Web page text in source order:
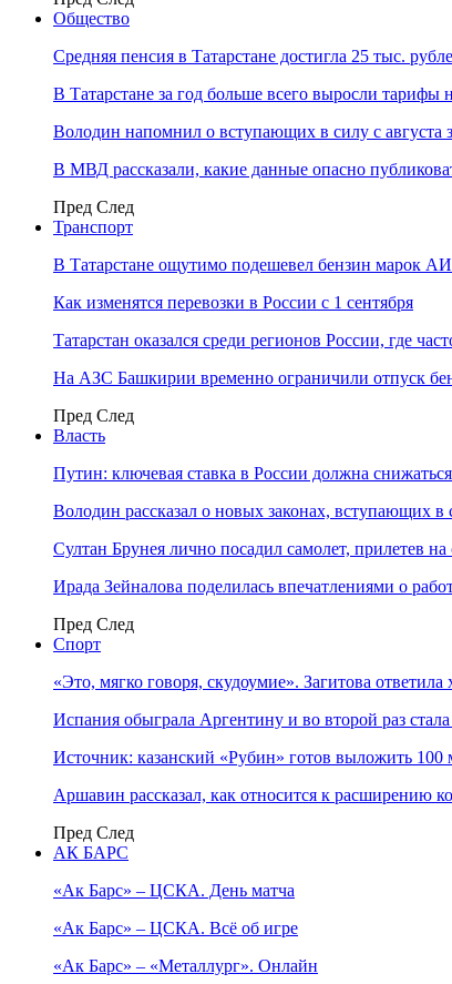
Общество
Средняя пенсия в Татарстане достигла 25 тыс.
В Татарстане за год больше всего выросли
Володин напомнил о вступающих в силу с августа
В МВД рассказали, какие данные опасно
Пред След
Транспорт
В Татарстане ощутимо подешевел бензин марок
Как изменятся перевозки в России с 1 сентября
Татарстан оказался среди регионов России, где
На АЗС Башкирии временно ограничили отпуск
Пред След
Власть
Путин: ключевая ставка в России должна снижаться
Володин рассказал о новых законах, вступающих в
Султан Брунея лично посадил самолет, прилетев на
Ирада Зейналова поделилась впечатлениями о
Пред След
Спорт
«Это, мягко говоря, скудоумие». Загитова
Испания обыграла Аргентину и во второй раз
Источник: казанский «Рубин» готов выложить 100
Аршавин рассказал, как относится к расширению
Пред След
АК БАРС
«Ак Барс» – ЦСКА. День матча
«Ак Барс» – ЦСКА. Всё об игре
«Ак Барс» – «Металлург». Онлайн